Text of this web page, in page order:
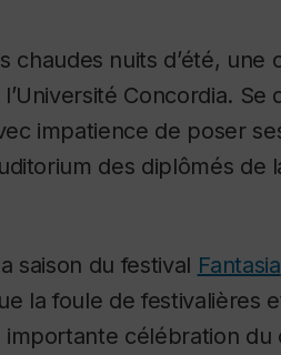
chaudes nuits d’été, une
Concordia. Se
impatience de poser
des diplômés de
saison du festival Fantasia
la foule de festivalières
célébration du